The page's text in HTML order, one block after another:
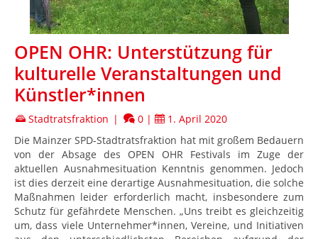
OPEN OHR: Unterstützung für
kulturelle Veranstaltungen und
Künstler*innen
Stadtratsfraktion | 0 |
1. April 2020
Die Mainzer SPD-Stadtratsfraktion hat mit großem Bedauern
von der Absage des OPEN OHR Festivals im Zuge der
aktuellen Ausnahmesituation Kenntnis genommen. Jedoch
ist dies derzeit eine derartige Ausnahmesituation, die solche
Maßnahmen leider erforderlich macht, insbesondere zum
Schutz für gefährdete Menschen. „Uns treibt es gleichzeitig
um, dass viele Unternehmer*innen, Vereine, und Initiativen